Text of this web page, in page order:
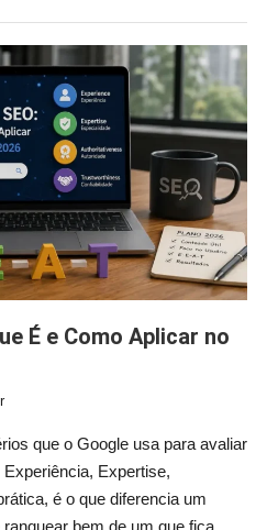
que o Google usa para avaliar
Expertise,
é o que diferencia um
bem de um que fica